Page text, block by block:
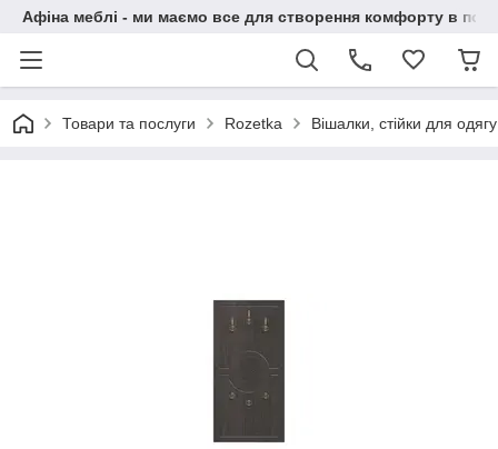
Афіна меблі - ми маємо все для створення комфорту в
Товари та послуги Rozetka Вішалки, стійки для одягу